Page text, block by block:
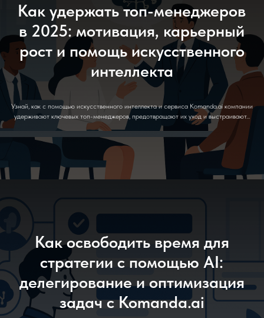
Как удержать топ-менеджеров
в 2025: мотивация, карьерный
рост и помощь искусственного
интеллекта
Узнай, как с помощью искусственного интеллекта и сервиса Komanda.ai компании
удерживают ключевых топ-менеджеров, предотвращают их уход и выстраивают...
Как освободить время для
стратегии с помощью AI:
делегирование и оптимизация
задач с Komanda.ai